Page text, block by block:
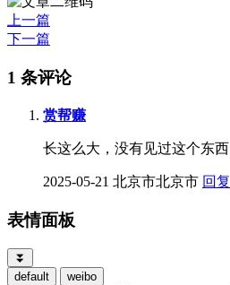
上一篇
下一篇
1 条评论
赏帮赚
长这么大，没有见过这个东西
2025-05-21 北京市北京市 回复
表情面板
⏬
default
weibo